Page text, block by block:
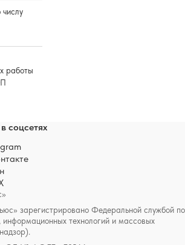
работы
зарегистрировано Федеральной службой по
информационных технологий и массовых
соцсетях